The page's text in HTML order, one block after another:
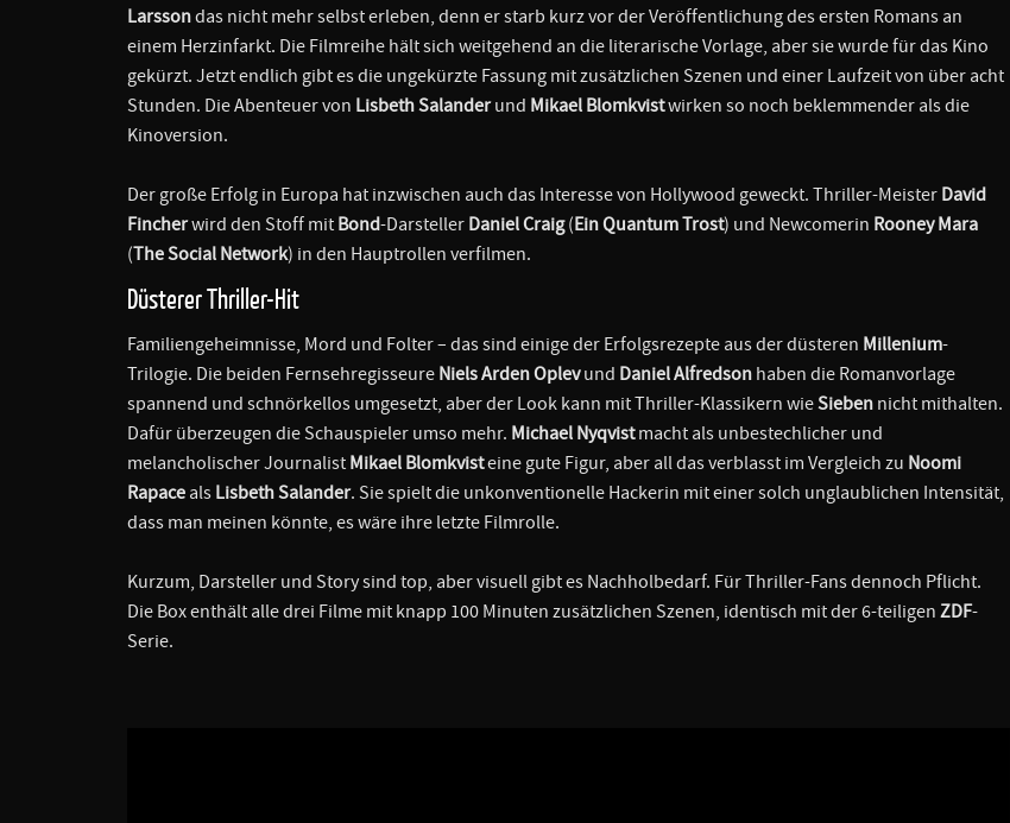
Larssondas nicht mehr selbst erleben, denn er starb kurz vor der Veröffentlichung des ersten Romans an
einem Herzinfarkt. Die Filmreihe hält sich weitgehend an die literarische Vorlage, aber sie wurde für das Kino
gekürzt. Jetzt endlich gibt es die ungekürzte Fassung mit zusätzlichen Szenen und einer Laufzeit von über acht
Stunden. Die Abenteuer von Lisbeth Salanderund Mikael Blomkvistwirken so noch beklemmender als die
Kinoversion.
Der große Erfolg in Europa hat inzwischen auch das Interesse von Hollywood geweckt. Thriller-Meister David
Fincherwird den Stoff mit Bond-Darsteller Daniel Craig(Ein Quantum Trost) und Newcomerin Rooney Mara
(The Social Network) in den Hauptrollen verfilmen.
Düsterer Thriller-Hit
Familiengeheimnisse, Mord und Folter – das sind einige der Erfolgsrezepte aus der düsteren Millenium-
Trilogie. Die beiden Fernsehregisseure Niels Arden Oplevund Daniel Alfredson haben die Romanvorlage
spannend und schnörkellos umgesetzt, aber der Look kann mit Thriller-Klassikern wieSieben nicht mithalten.
Dafür überzeugen die Schauspieler umso mehr. Michael Nyqvistmacht als unbestechlicher und
melancholischer Journalist Mikael Blomkvisteine gute Figur, aber all das verblasst im Vergleich zu Noomi
Rapace als Lisbeth Salander. Sie spielt die unkonventionelle Hackerin mit einer solch unglaublichen Intensität,
dass man meinen könnte, es wäre ihre letzte Filmrolle.
Kurzum, Darsteller und Story sind top, aber visuell gibt es Nachholbedarf. Für Thriller-Fans dennoch Pflicht.
Die Box enthält alle drei Filme mit knapp 100 Minuten zusätzlichen Szenen, identisch mit der 6-teiligen ZDF-
Serie.